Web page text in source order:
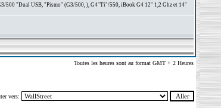
500 "Dual USB, "Pismo" (G3/500, ), G4"Ti"/550, iBook G4 12" 1,2 Ghz et 14"
Toutes les heures sont au format GMT + 2 Heures
vers: